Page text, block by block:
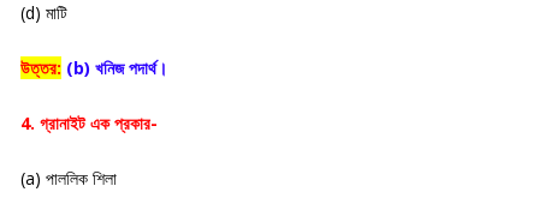
(d) মাটি
উত্তর: (b) খনিজ পদার্থ।
4. গ্রানাইট এক প্রকার-
(a) পাললিক শিলা